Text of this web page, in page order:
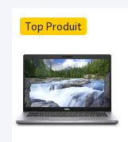
Top Produit